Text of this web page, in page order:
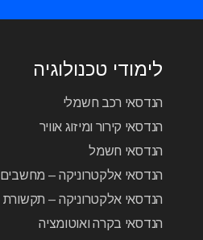
לימודי טכנולוגיה
הנדסאי רכב חשמלי
הנדסאי קירור ומיזוג אוויר
הנדסאי חשמל
הנדסאי אלקטרוניקה – מחשבים
הנדסאי אלקטרוניקה – תקשורת
הנדסאי בקרה ואוטומציה